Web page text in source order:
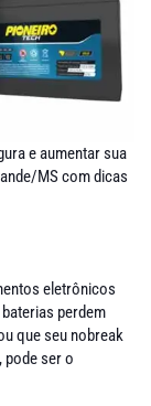
e aumentar sua
MS com dicas
eletrônicos
perdem
que seu nobreak
pode ser o